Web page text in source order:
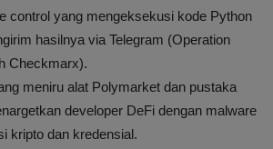
control yang mengeksekusi kode Python
hasilnya via Telegram (Operation
Checkmarx).
meniru alat Polymarket dan pustaka
developer DeFi dengan malware
kripto dan kredensial.